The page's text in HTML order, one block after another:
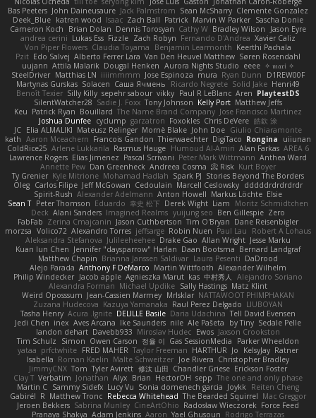
Clemente Gonzalez
Sean McSharry
Jack Palmstrom
John Daineusaure
Bas Peeters
Sascha Donie
Marvin W Parker
Patrick
Zach Ball
Isaac
katren wood
Deek_Blue
Jason Eyre
Bradley Wilson
Cathy W
Dennis Torosyan
Brian Dolan
Cameron Koch
Xavier Caliz
Fernando D'Andrea
Zach Robyn
Fizzle
Lukas Ess
andrea cerini
Keerthi Pachala
Benjamin Learmonth
Claudia Toyama
Von Piper Flowers
Søren Rosendahl
Van Den Heuvel Matthew
Alberto Ferrer Lara
Edo Salvej
Pzit
✧ 𝔪𝔞𝔯𝔦 ✧
eeee
Aurora Nights Studio
Dougal Henken
Attila Malarik
uujann
D1REW00F
Ryan Dunn
mura
Jose Espinoza
iiiimmmm
Matthias LN
SteelDriver
Henri49
Solid Jake
Ricardo Negrete
Саша Ячмень
Solacen
Martynas Gurskas
PlaytestDS
Aren
Paul R LeBlanc
vikky
sepehr sabour
Silly Killy
Benoît Texier
Matthew Jeffs
Kelly Port
Tony Johnson
Sadie J. Foxx
SilentWatcher28
Jose Francisco Martinez
The Name Brand Company
Bouillard
Patrick Ryan
Keu
皓欽 涂
Chris DeVere
Foxokles
garzatron
cyclump
Joshua Dunfee
Giulio Chiaramonte
John Doe
Mornè Blake
Mateusz Relinger
Elia ALMALIKI
JC
uiiunan
Rongina
DigiTaco
Thierwaechter
Francois Gandon
Aaron Mceachern
kath
AREA 6
Alan Farkas
Humoud Al-Amiri
Rasmus Hauge
Arlene Lukkarila
ColdRice25
Anthea Ward
Peter Mark Wittmann
Pascal Scrivani
Elias Jimenez
Lawrence Rogers
Kurt Boyer
Risk 📀
Andreea Cosma
Dan Greenheck
Annette Pew
Stories Beyond The Borders
Spark PJ
Mohamad Hadlah
Kyle Mitrione
Ty Grenier
dddddrdrdrdrdr
Marcell Ceslowsky
Cedoulain
Jeff McGowan
Carlos Filipe
Oleg
Elsie
Markus Löchte
Anton Howell
Alexander Adelmann
Spirit-Rush
Moritz Schmidtchen
Liam
Derek Wight
幸史 松下
Eduardo
Peter Thomson
Sean T
Zero
Ben Gillespie
yuijung seo
Imagined Realms
Alani Sanders
Deck
Dane Reisenbigler
Tim O'Bryan
Jason Cuthbertson
Zerina Cmajcanin
FabFab
Robert A Lohaus
Paul Lau
Robin Nuen
jeffsarge
Alexandro Torres
Volico72
morzsa
Jesse Marku
Allan Wright
Drake Gao
Julileeheehee
Aleksandra Stefanova
Bernard Landgraf
Daan Bootsma
Jennifer "daysparrow" Harlan
Kuan lun Chen
DaDrood
Laura Pesenti
Brianna Janssen Saldivar
Matthew Chapin
Alexander Wilhelm
Martin Wittfooth
Anthony F DeMarco
Alejo Parada
Alejandro Soriano
中村秀人
kas
Agnieszka Marut
Jacob apple
Philip Windecker
Matz Klint
Sally Hastings
Michael Updike
Alexandra Forman
NATTAWOOT PHIMPHAKAN
MrIsklar
Jean-Cassien Marmey
Weird Oposssum
LIUBOYAN
Raul Perez Delgado
Kazuya Yamanaka
Zuzana Hudecova
Tell David Evensen
Daria Udachina
DELILLE Basile
Acura .Ignite
Tasha Henry
Sedale Pelle
by Tiny
Ale Pašeta
nile
Ike Saunders
Aves Arcana
inex
Jedi Chen
Jaxson Crookston
Ewos
Miroslav Hudec
Davebb933
landon dehart
Parker Wheeldon
Gas SessionMedia
정율 이
Owen Carson
Simon
Tim Schulz
Ratner
KelsyJay
Jo
HARTHUR
Taylor Freeman
FRED MAHER
prfctwhite
yataa
Christopher Bradley
Joe Rivera
Malte Schweitzer
Roman Kaelin
Isabella
Erickson Foster
Chandler Griese
修汰 山田
Tyler Avirett
Tom
JimmyCNX
The one and only phase
sepp
HectorOH
Brian
Alyx
Jonathan
Verbatim
Clay T
Reiten Cheng
Joykk
Sonia domenech garcia
Lucy Vu
Sammy Sidefx
Martin C
Mac Greggor
The Bearded Squirrel
Rebecca Whitehead
Matthew Tronc
R
Gabirél
Force Feed
Radosław Wieczorek
CineArtOhio
Sabrina Munley
Jeroen Bekkers
Rodrigo Terrazas
Yael Ghusoun
Aaron
Adam Jenkins
Pranaya Shakya